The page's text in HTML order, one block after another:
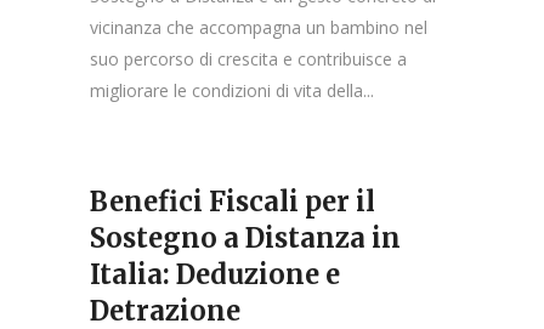
vicinanza che accompagna un bambino nel
suo percorso di crescita e contribuisce a
migliorare le condizioni di vita della...
Benefici Fiscali per il
Sostegno a Distanza in
Italia: Deduzione e
Detrazione